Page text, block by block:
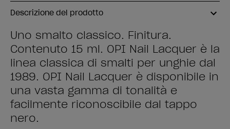
Descrizione del prodotto
Uno smalto classico. Finitura.
Contenuto 15 ml. OPI Nail Lacquer è la
linea classica di smalti per unghie dal
1989. OPI Nail Lacquer è disponibile in
una vasta gamma di tonalità e
facilmente riconoscibile dal tappo
nero.